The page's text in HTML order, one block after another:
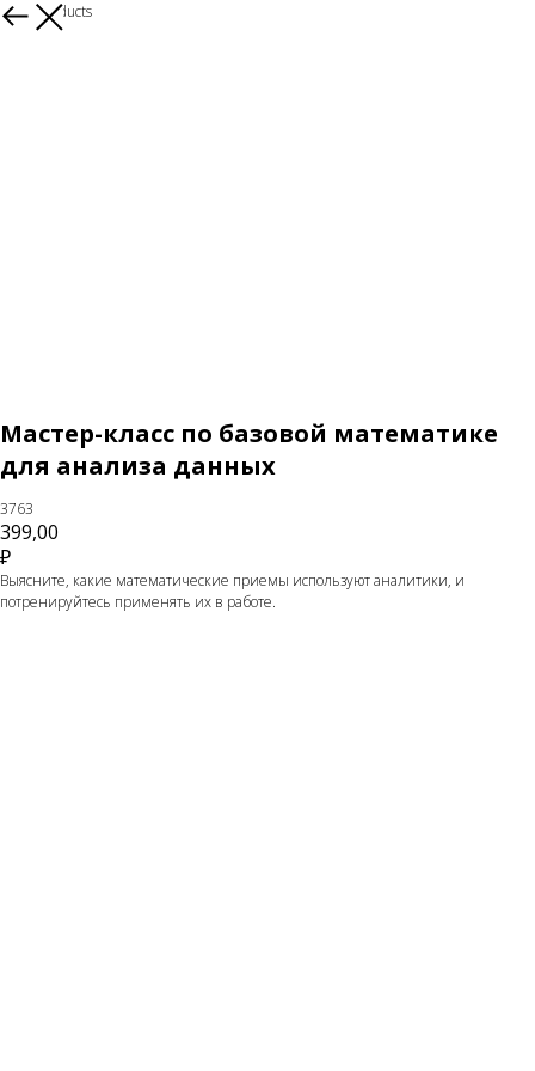
More products
Мастер-класс по базовой математике
для анализа данных
3763
399,00
₽
Выясните, какие математические приемы используют аналитики, и
потренируйтесь применять их в работе.